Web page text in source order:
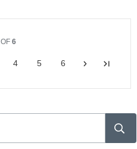
OF 6
4 5 6